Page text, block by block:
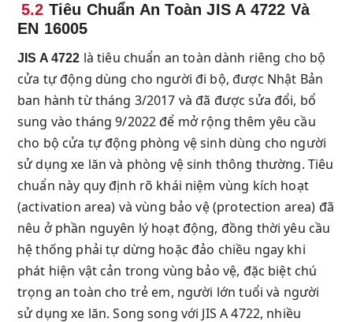
5.2 Tiêu Chuẩn An Toàn JIS A 4722 Và
EN 16005
JIS A 4722 là tiêu chuẩn an toàn dành riêng cho bộ
cửa tự động dùng cho người đi bộ, được Nhật Bản
ban hành từ tháng 3/2017 và đã được sửa đổi, bổ
sung vào tháng 9/2022 để mở rộng thêm yêu cầu
cho bộ cửa tự động phòng vệ sinh dùng cho người
sử dụng xe lăn và phòng vệ sinh thông thường. Tiêu
chuẩn này quy định rõ khái niệm vùng kích hoạt
(activation area) và vùng bảo vệ (protection area) đã
nêu ở phần nguyên lý hoạt động, đồng thời yêu cầu
hệ thống phải tự dừng hoặc đảo chiều ngay khi
phát hiện vật cản trong vùng bảo vệ, đặc biệt chú
trọng an toàn cho trẻ em, người lớn tuổi và người
sử dụng xe lăn. Song song với JIS A 4722, nhiều